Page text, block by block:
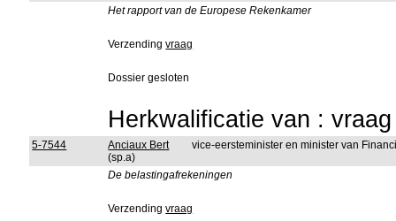
Het rapport van de Europese Rekenkamer
Verzendingvraag
Dossier gesloten
Herkwalificatie van :
5-7544
Anciaux Bert
(sp.a)
vice-eersteminister en minister van
De belastingafrekeningen
Verzendingvraag